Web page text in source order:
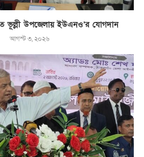
ভূল্লী উপজেলায় ইউএনও’র যোগদান
আগস্ট ৩, ২০২৬